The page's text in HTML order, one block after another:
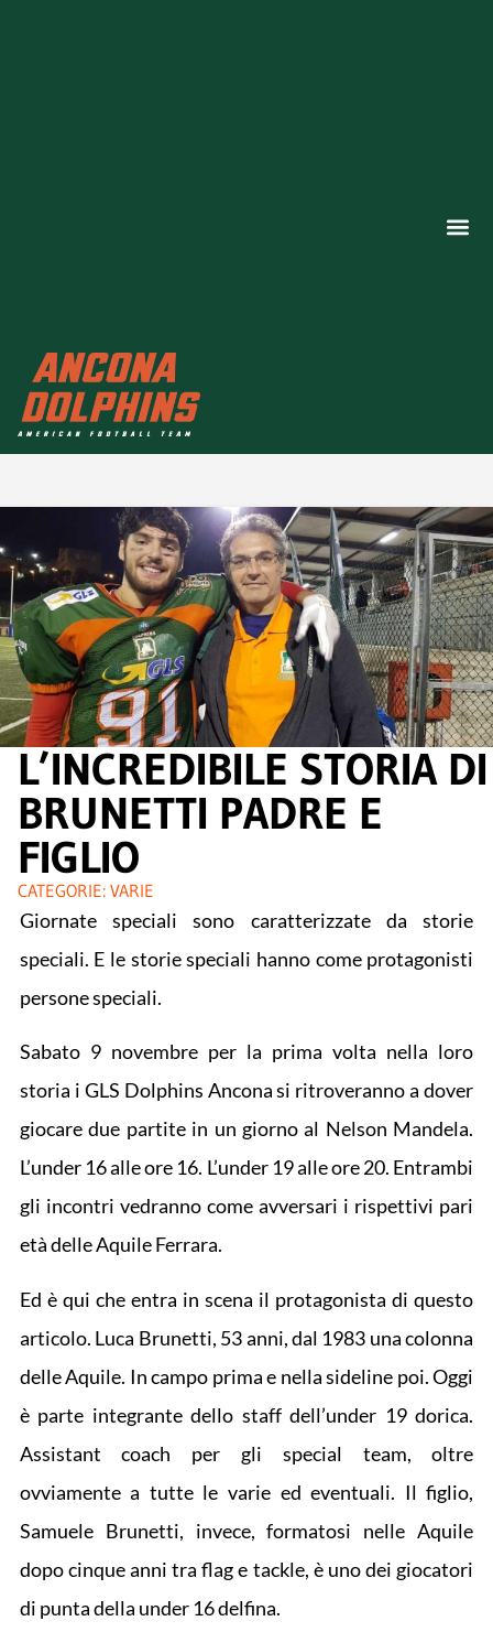
L’INCREDIBILE STORIA DI
BRUNETTI PADRE E
FIGLIO
CATEGORIE: VARIE
Giornate speciali sono caratterizzate da storie
speciali. E le storie speciali hanno come protagonisti
persone speciali.
Sabato 9 novembre per la prima volta nella loro
storia i GLS Dolphins Ancona si ritroveranno a dover
giocare due partite in un giorno al Nelson Mandela.
L’under 16 alle ore 16. L’under 19 alle ore 20. Entrambi
gli incontri vedranno come avversari i rispettivi pari
età delle Aquile Ferrara.
Ed è qui che entra in scena il protagonista di questo
articolo. Luca Brunetti, 53 anni, dal 1983 una colonna
delle Aquile. In campo prima e nella sideline poi. Oggi
è parte integrante dello staff dell’under 19 dorica.
Assistant coach per gli special team, oltre
ovviamente a tutte le varie ed eventuali. Il figlio,
Samuele Brunetti, invece, formatosi nelle Aquile
dopo cinque anni tra flag e tackle, è uno dei giocatori
di punta della under 16 delfina.